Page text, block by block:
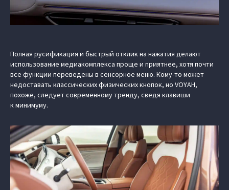
Полная русификация и быстрый отклик на нажатия делают
использование медиакомплекса проще и приятнее, хотя почти
все функции переведены в сенсорное меню. Кому-то может
недоставать классических физических кнопок, но VOYAH,
похоже, следует современному тренду, сведя клавиши
к минимуму.